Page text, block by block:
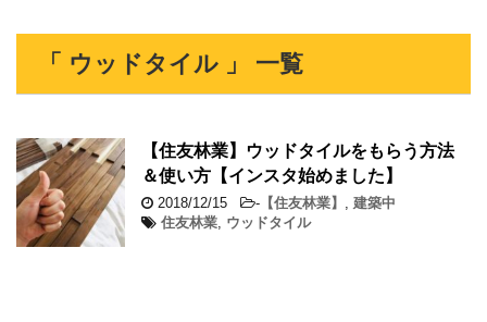
「 ウッドタイル 」 一覧
【住友林業】ウッドタイルをもらう方法
＆使い方【インスタ始めました】
2018/12/15 - 【住友林業】 , 建築中
住友林業, ウッドタイル